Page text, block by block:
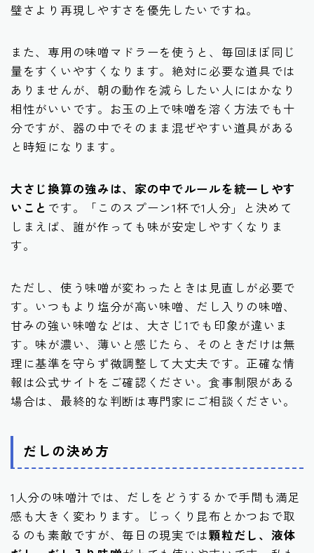
璧さより再現しやすさを優先したいですね。
また、専用の味噌マドラーを使うと、毎回ほぼ同じ
量をすくいやすくなります。絶対に必要な道具では
ありませんが、朝の動作を減らしたい人にはかなり
相性がいいです。お玉の上で味噌を溶く方法でも十
分ですが、器の中でそのまま混ぜやすい道具がある
と時短になります。
大さじ換算の強みは、家の中でルールを統一しやす
いこと です。「このスプーン1杯で1人分」と決めて
しまえば、誰が作っても味が安定しやすくなりま
す。
ただし、使う味噌が変わったときは見直しが必要で
す。いつもより塩分が高い味噌、だし入りの味噌、
甘みの強い味噌などは、大さじ1でも印象が違いま
す。味が濃い、薄いと感じたら、そのときだけは無
理に基準を守らず微調整して大丈夫です。正確な情
報は公式サイトをご確認ください。食事制限がある
場合は、最終的な判断は専門家にご相談ください。
だしの決め方
1人分の味噌汁では、だしをどうするかで手間も満足
感も大きく変わります。じっくり昆布とかつおで取
るのも素敵ですが、毎日の現実では顆粒だし、液体